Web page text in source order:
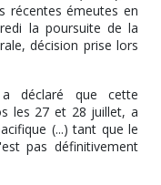
récentes émeutes en
la poursuite de la
décision prise lors
déclaré que cette
les 27 et 28 juillet, a
(...) tant que le
pas définitivement